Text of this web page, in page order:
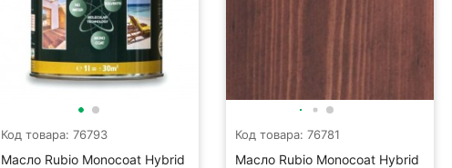
Код товара: 76793
Масло Rubio Monocoat Hybrid
Код товара: 76781
Масло Rubio Monocoat Hybrid